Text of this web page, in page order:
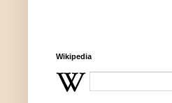
Wikipedia